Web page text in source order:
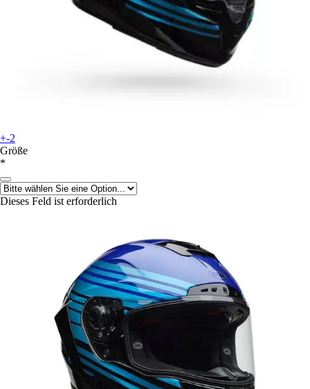
+-2
Größe
*
Dieses Feld ist erforderlich